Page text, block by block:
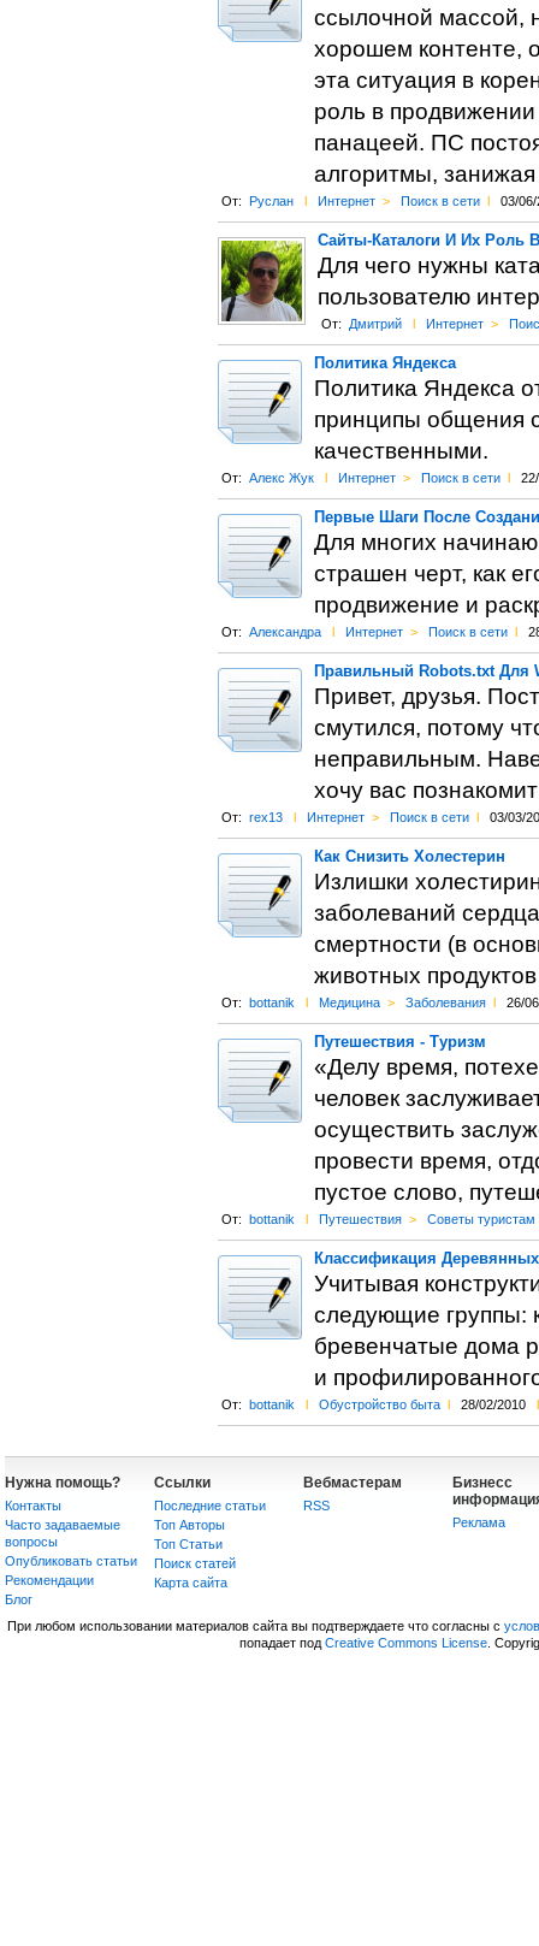
ссылочной массой,
хорошем контенте,
эта ситуация в
роль в продвижении
панацеей. ПС
алгоритмы,
От: Руслан l Интернет > Поиск в сети l 03/06/
Сайты-Каталоги И Их Роль
Для чего нужны
пользователю
От: Дмитрий l Интернет >
Политика Яндекса
Политика Яндекса
принципы общения
качественными.
От: Алекс Жук l Интернет > Поиск в сети l
Первые Шаги После
Для многих
страшен черт, как
продвижение и
От: Александра l Интернет > Поиск в сети l
Правильный Robots.txt Для
Привет, друзья.
смутился, потому
неправильным.
хочу вас
От: rex13 l Интернет > Поиск в сети l 03/03/
Как Снизить Холестерин
Излишки
заболеваний
смертности (в
животных
От: bottanik l Медицина > Заболевания l 26/
Путешествия - Туризм
«Делу время,
человек
осуществить
провести время,
пустое слово,
От: bottanik l Путешествия > Советы туристам
Классификация
Учитывая
следующие группы:
бревенчатые дома
и
От: bottanik l Обустройство быта l 28/02/2010 l
Нужна помощь?
Контакты
Часто задаваемые
вопросы
Опубликовать статьи
Рекомендации
Блог
Ссылки
Последние статьи
Топ Авторы
Топ Статьи
Поиск статей
Карта сайта
Вебмастерам
RSS
Бизнесс
Реклама
При любом использовании материалов сайта вы подтверждаете что согласны с
попадает под Creative Commons License.